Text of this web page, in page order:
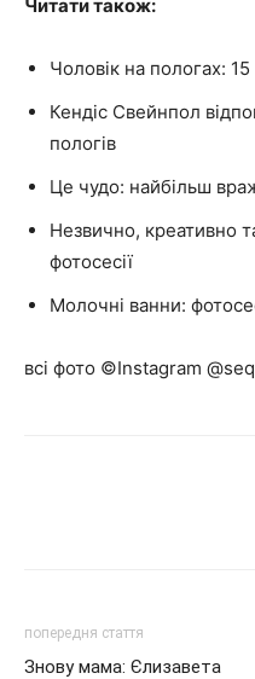
Читати також:
Чоловік на пологах:
Кендіс Свейнпол
пологів
Це чудо: найбільш
Незвично, креативно
фотосесії
Молочні ванни:
всі фото ©Instagram
попередня стаття
Знову мама: Єлизавета